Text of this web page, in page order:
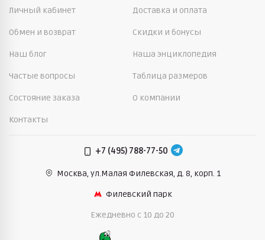
Личный кабинет Доставка и оплата
Обмен и возврат Скидки и бонусы
Наш блог Наша энциклопедия
Частые вопросы Таблица размеров
Состояние заказа О компании
Контакты
+7 (495) 788-77-50
Москва, ул.Малая Филевская, д. 8, корп. 1
Филевский парк
Ежедневно c 10 до 20